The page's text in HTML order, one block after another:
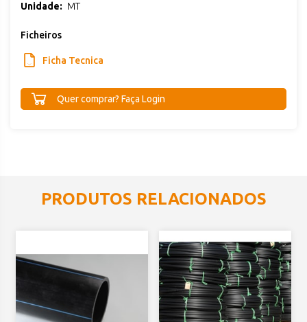
Unidade: MT
Ficheiros
Ficha Tecnica
Quer comprar? Faça Login
PRODUTOS RELACIONADOS